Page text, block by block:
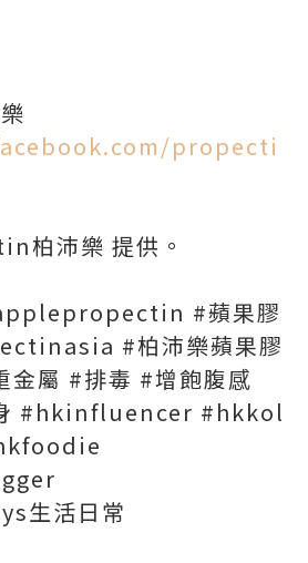
propecti
柏沛樂 提供。
#蘋果膠
#柏沛樂蘋果膠
金屬 #排毒 #增飽腹感
#hkinfluencer #hkkol
生活日常